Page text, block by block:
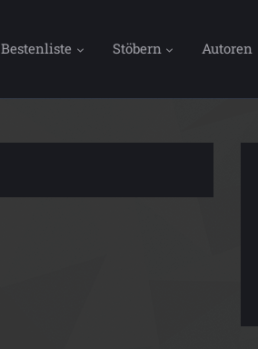
Bestenliste Stöbern Autoren